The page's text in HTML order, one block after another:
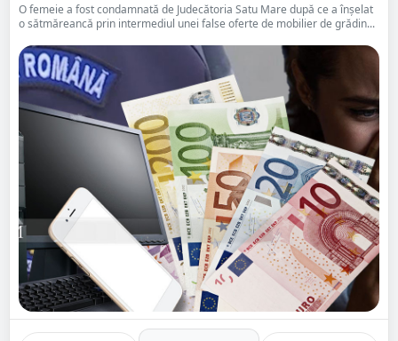
O femeie a fost condamnată de Judecătoria Satu Mare după ce a înșelat
o sătmăreancă prin intermediul unei false oferte de mobilier de grădin...